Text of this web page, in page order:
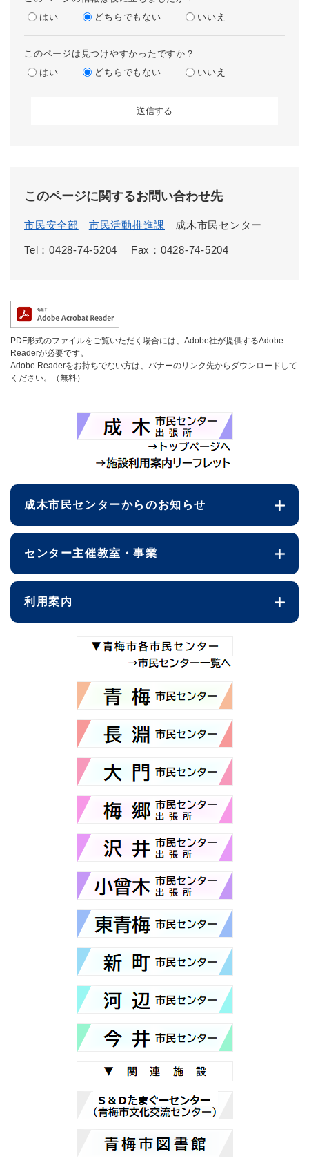
はい
どちらでもない いいえ
このページは見つけやすかったですか？
はい
どちらでもない いいえ
このページに関するお問い合わせ先
市民安全部 市民活動推進課 成木市民センター
Tel：0428-74-5204 Fax：0428-74-5204
PDF形式のファイルをご覧いただく場合には、Adobe社が提供するAdobe
Readerが必要です。
Adobe Readerをお持ちでない方は、バナーのリンク先からダウンロードして
ください。（無料）
成木市民センターからのお知らせ
センター主催教室・事業
利用案内